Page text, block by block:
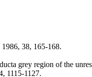
38, 165-168.
grey region of the
1115-1127.